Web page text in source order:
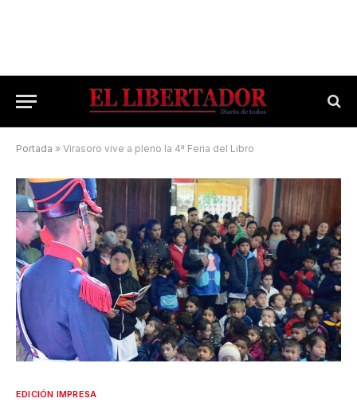
Portada » Virasoro vive a pleno la 4ª Feria del Libro
EDICIÓN IMPRESA